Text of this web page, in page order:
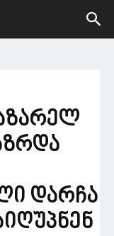
დარჩა